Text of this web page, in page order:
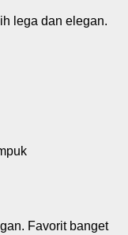
lega dan elegan.
Favorit banget